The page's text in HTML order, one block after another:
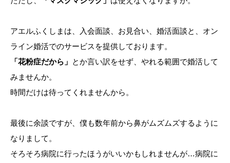
アエルふくしまは、入会面談、お見合い、婚活面談と、オン
ライン婚活でのサービスを提供しております。
「花粉症だから」 とか言い訳をせず、やれる範囲で婚活して
みませんか。
時間だけは待ってくれませんから。
最後に余談ですが、僕も数年前から鼻がムズムズするように
なりまして。
そろそろ病院に行ったほうがいいかもしれませんが…病院に